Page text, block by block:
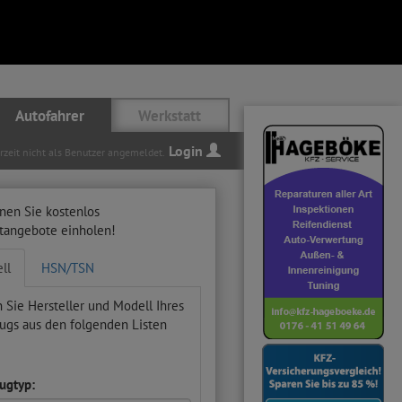
Autofahrer Werkstatt
nicht als Benutzer angemeldet. Login
Sie kostenlos
einholen!
HSN/TSN
Sie Hersteller und Modell Ihres
aus den folgenden Listen